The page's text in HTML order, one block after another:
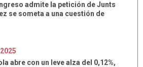
admite la petición de Junts
se someta a una cuestión de
2025
abre con un leve alza del 0,12%,